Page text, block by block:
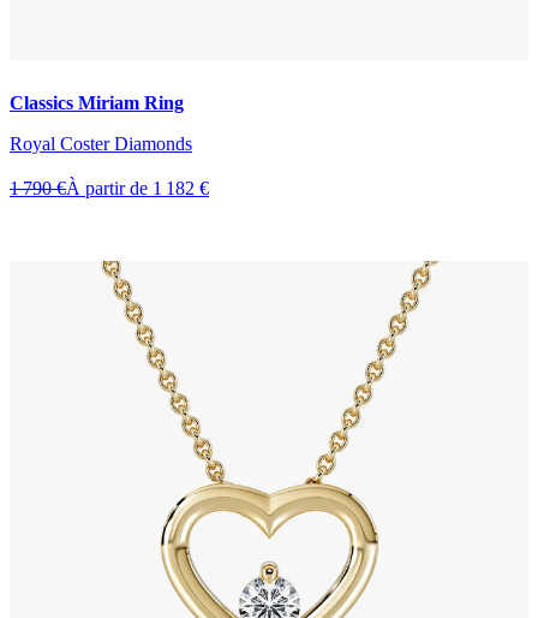
Classics Miriam Ring
Royal Coster Diamonds
1 790 €À partir de 1 182 €